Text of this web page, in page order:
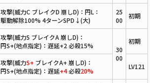
攻撃(威力C ブレイクD 崩しD)：円L：
駆動解除100% 4ターンSPD↓(大)
25
00
初期
攻撃(威力S ブレイクA 崩しD)：
円S+(地点指定)：遅延+2 必殺15%
30
00
初期
攻撃(威力S+ ブレイクA+ 崩しD)：
円S+(地点指定)：遅延+4必殺20%
LV121